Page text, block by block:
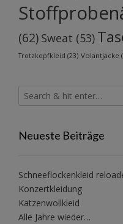
(62) Sweat (53)
Trotzkopfkleid (23) Volantjacke
Neueste Beiträge
Schneeflockenkleid
Konzertkleidung
Katzenwollkleid
Alle Jahre wieder…